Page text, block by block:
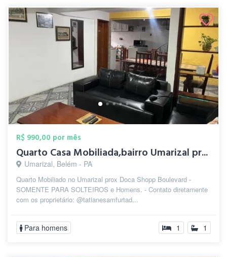
R$ 990,00 por mês
Quarto Casa Mobiliada,bairro Umarizal pr...
Umarizal, Belém - PA
Quarto Mobiliado no Umarizal prox Doca Shopp Boulevard -
SOMENTE PARA SOLTEIROS e Homens. - Contato diretamente
com os proprietário: @tatianesamfurtad...
Para homens 1 1